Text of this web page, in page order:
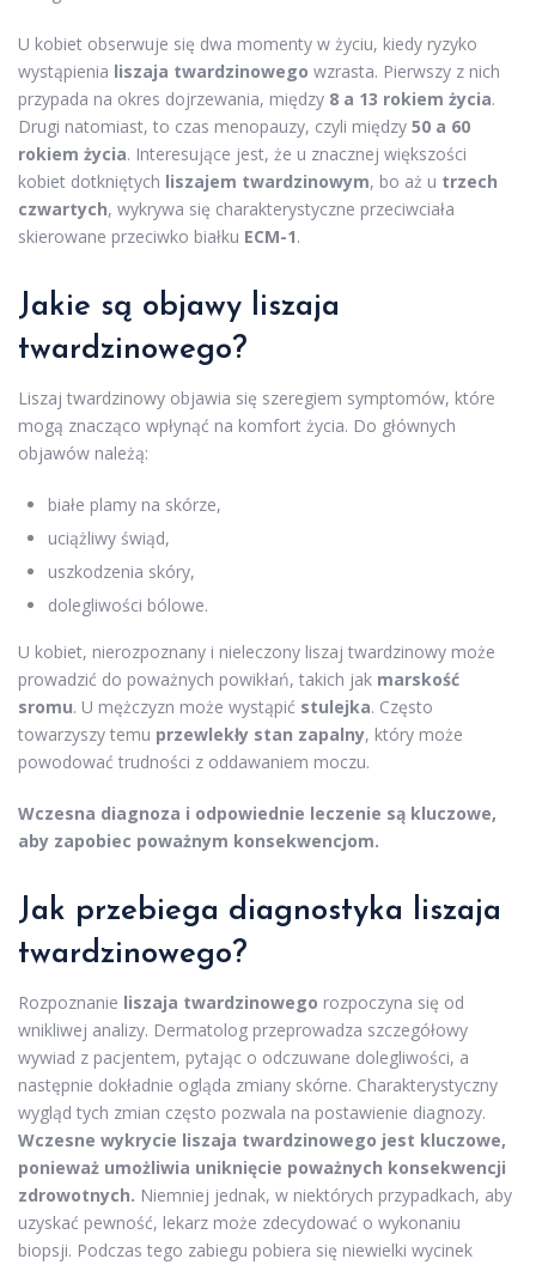
U kobiet obserwuje się dwa momenty w życiu, kiedy ryzyko
wystąpienia liszaja twardzinowego wzrasta. Pierwszy z nich
przypada na okres dojrzewania, między 8 a 13 rokiem życia.
Drugi natomiast, to czas menopauzy, czyli między 50 a 60
rokiem życia. Interesujące jest, że u znacznej większości
kobiet dotkniętych liszajem twardzinowym, bo aż u trzech
czwartych, wykrywa się charakterystyczne przeciwciała
skierowane przeciwko białku ECM-1.
Jakie są objawy liszaja
twardzinowego?
Liszaj twardzinowy objawia się szeregiem symptomów, które
mogą znacząco wpłynąć na komfort życia. Do głównych
objawów należą:
białe plamy na skórze,
uciążliwy świąd,
uszkodzenia skóry,
dolegliwości bólowe.
U kobiet, nierozpoznany i nieleczony liszaj twardzinowy może
prowadzić do poważnych powikłań, takich jak marskość
sromu. U mężczyzn może wystąpić stulejka. Często
towarzyszy temu przewlekły stan zapalny, który może
powodować trudności z oddawaniem moczu.
Wczesna diagnoza i odpowiednie leczenie są kluczowe,
aby zapobiec poważnym konsekwencjom.
Jak przebiega diagnostyka liszaja
twardzinowego?
Rozpoznanie liszaja twardzinowego rozpoczyna się od
wnikliwej analizy. Dermatolog przeprowadza szczegółowy
wywiad z pacjentem, pytając o odczuwane dolegliwości, a
następnie dokładnie ogląda zmiany skórne. Charakterystyczny
wygląd tych zmian często pozwala na postawienie diagnozy.
Wczesne wykrycie liszaja twardzinowego jest kluczowe,
ponieważ umożliwia uniknięcie poważnych konsekwencji
zdrowotnych. Niemniej jednak, w niektórych przypadkach, aby
uzyskać pewność, lekarz może zdecydować o wykonaniu
biopsji. Podczas tego zabiegu pobiera się niewielki wycinek